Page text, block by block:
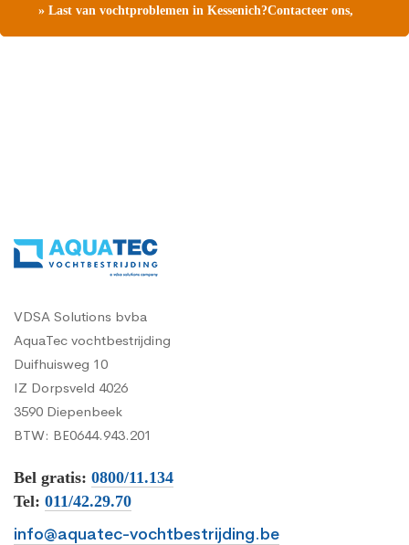
» Last van vochtproblemen in Kessenich?Contacteer ons,
VDSA Solutions bvba
AquaTec vochtbestrijding
Duifhuisweg 10
IZ Dorpsveld 4026
3590 Diepenbeek
BTW: BE0644.943.201
Bel gratis: 0800/11.134
Tel: 011/42.29.70
info@aquatec-vochtbestrijding.be